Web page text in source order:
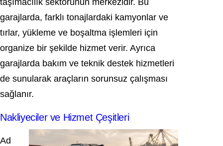
taşımacılık sektörünün merkezidir. Bu
garajlarda, farklı tonajlardaki kamyonlar ve
tırlar, yükleme ve boşaltma işlemleri için
organize bir şekilde hizmet verir. Ayrıca
garajlarda bakım ve teknik destek hizmetleri
de sunularak araçların sorunsuz çalışması
sağlanır.
Nakliyeciler ve Hizmet Çeşitleri
Ad